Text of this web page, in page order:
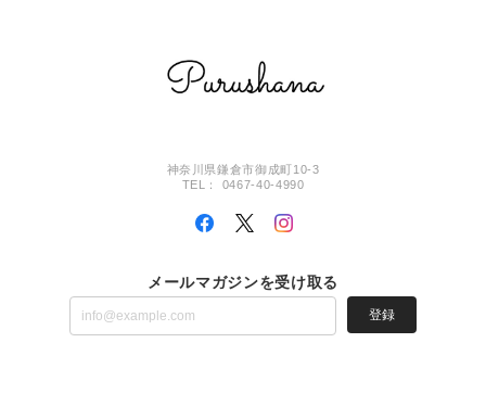
神奈川県鎌倉市御成町10-3
TEL： 0467-40-4990
メールマガジンを受け取る
登録